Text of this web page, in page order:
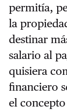
permitía,
la
destinar
salario al
quisiera
financiero
el